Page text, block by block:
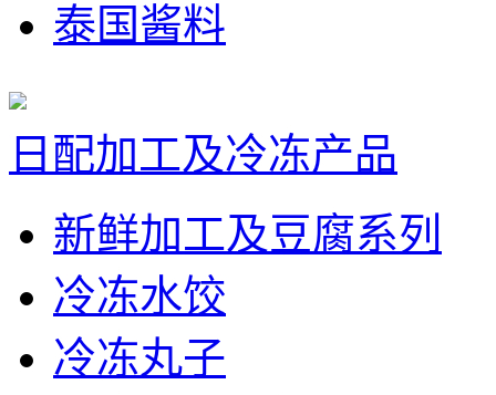
泰国酱料
日配加工及冷冻产品
新鲜加工及豆腐系列
冷冻水饺
冷冻丸子